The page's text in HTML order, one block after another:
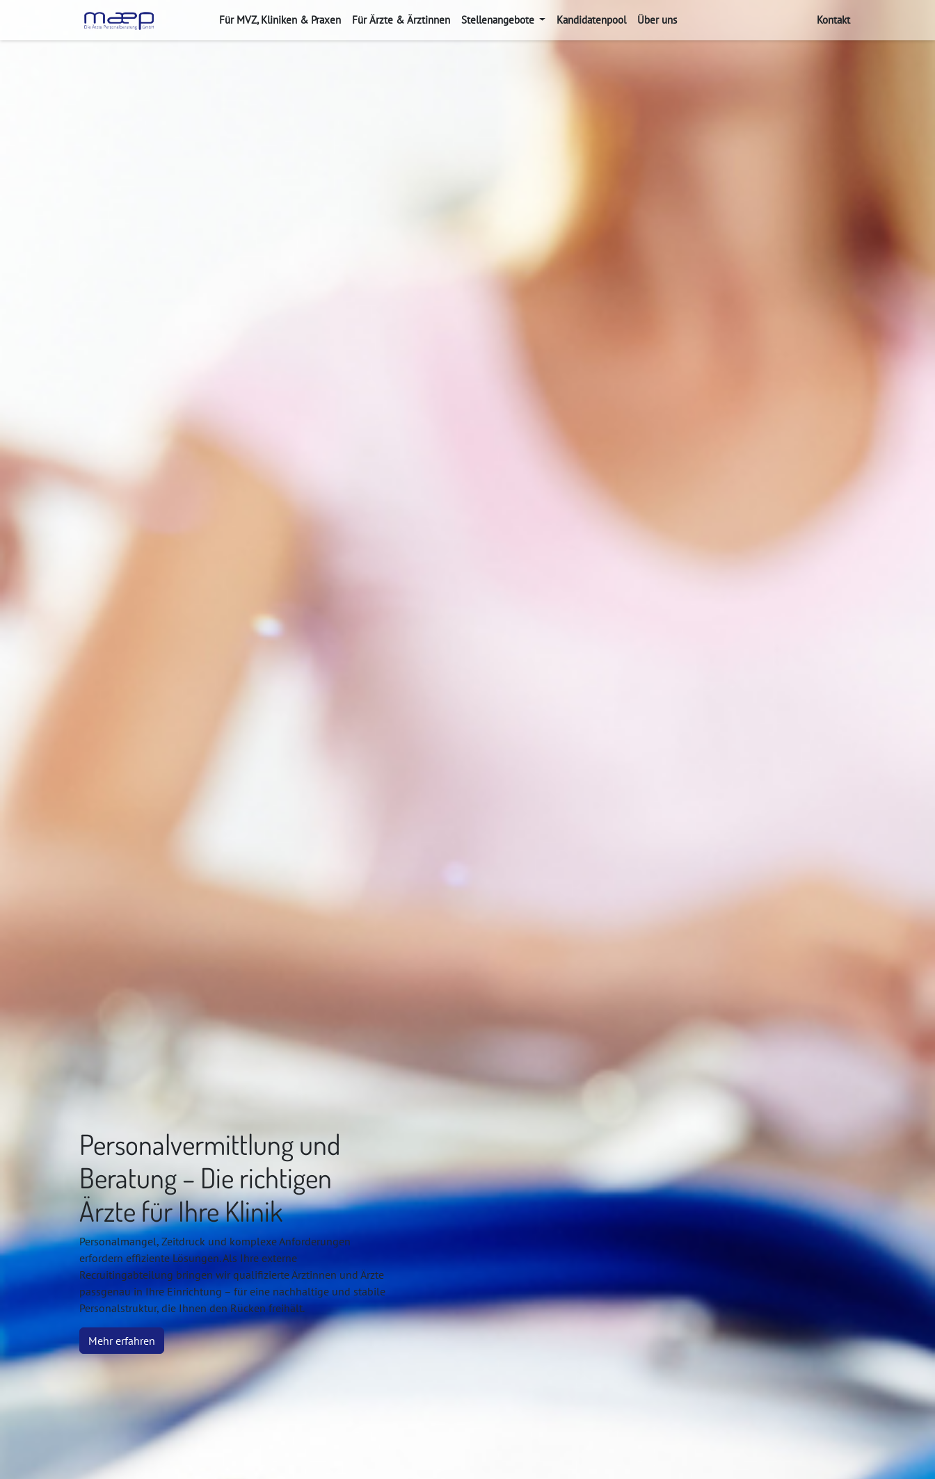
Für MVZ, Kliniken & Praxen Für Ärzte & Ärztinnen Stellenangebote Kandidatenpool Über uns Kontakt
Personalvermittlung und
Beratung – Die richtigen
Ärzte für Ihre Klinik
Personalmangel, Zeitdruck und komplexe Anforderungen
erfordern effiziente Lösungen. Als Ihre externe
Recruitingabteilung bringen wir qualifizierte Ärztinnen und Ärzte
passgenau in Ihre Einrichtung – für eine nachhaltige und stabile
Personalstruktur, die Ihnen den Rücken freihält.
Mehr erfahren